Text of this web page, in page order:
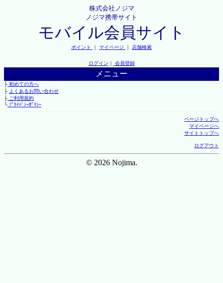
株式会社ノジマ
ノジマ携帯サイト
モバイル会員サイト
ポイント ｜ マイページ ｜ 店舗検索
ログイン ｜ 会員登録
メニュー
├初めての方へ
├ よくあるお問い合わせ
├ご利用規約
└ﾌﾟﾗｲﾊﾞｼｰﾎﾟﾘｼｰ
ページトップへ
マイページへ
サイトトップへ
ログアウト
© 2026 Nojima.